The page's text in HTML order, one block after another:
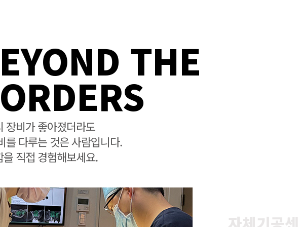
THE
장비가 좋아졌더라도
를 다루는 것은 사람입니다.
을 직접 경험해보세요.